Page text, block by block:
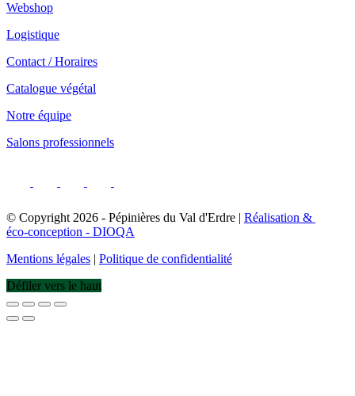
Webshop
Logistique
Contact / Horaires
Catalogue végétal
Notre équipe
Salons professionnels
© Copyright 2026 - Pépinières du Val d'Erdre | Réalisation &
éco-conception - DIOQA
Mentions légales | Politique de confidentialité
Défiler vers le haut